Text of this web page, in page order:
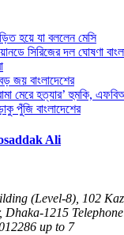
হয়ে যা বললেন মেসি
সিরিজের দল ঘোষণা
জয় বাংলাদেশের
মেরে হত্যার’ হুমকি,
পুঁজি বাংলাদেশের
Ali
(Level-8), 102
Dhaka-1215
up to 7